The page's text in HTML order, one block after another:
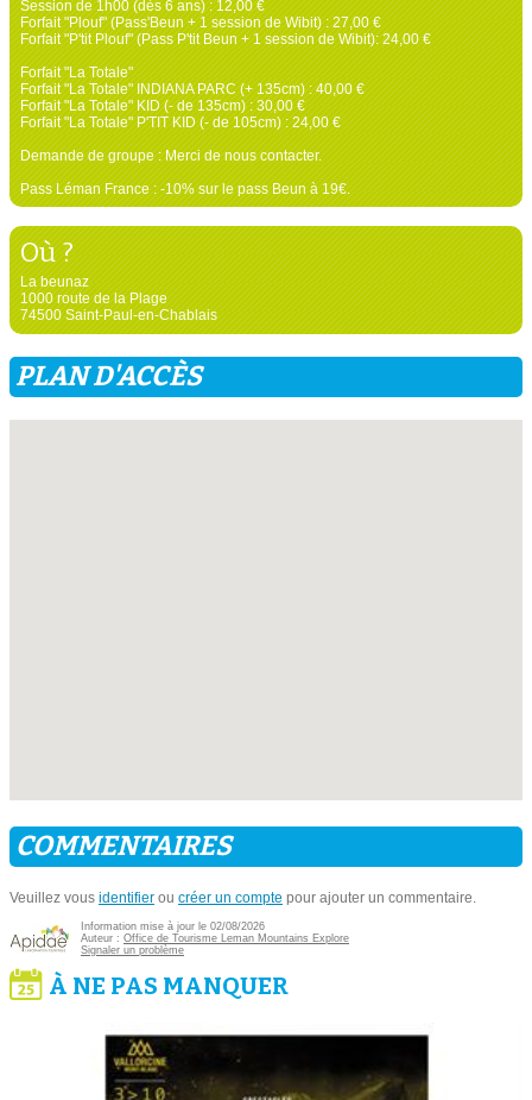
Session de 1h00 (dès 6 ans) : 12,00 €
Forfait "Plouf" (Pass'Beun + 1 session de Wibit) : 27,00 €
Forfait "P'tit Plouf" (Pass P'tit Beun + 1 session de Wibit): 24,00 €
Forfait "La Totale"
Forfait "La Totale" INDIANA PARC (+ 135cm) : 40,00 €
Forfait "La Totale" KID (- de 135cm) : 30,00 €
Forfait "La Totale" P'TIT KID (- de 105cm) : 24,00 €
Demande de groupe : Merci de nous contacter.
Pass Léman France : -10% sur le pass Beun à 19€.
Où ?
La beunaz
1000 route de la Plage
74500 Saint-Paul-en-Chablais
PLAN D'ACCÈS
COMMENTAIRES
Veuillez vous identifier ou créer un compte pour ajouter un commentaire.
Information mise à jour le 02/08/2026
Auteur : Office de Tourisme Leman Mountains Explore
Signaler un problème
À NE PAS MANQUER